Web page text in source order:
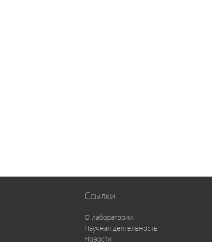
Ссылки
О лаборатории
Научная деятельность
Новости